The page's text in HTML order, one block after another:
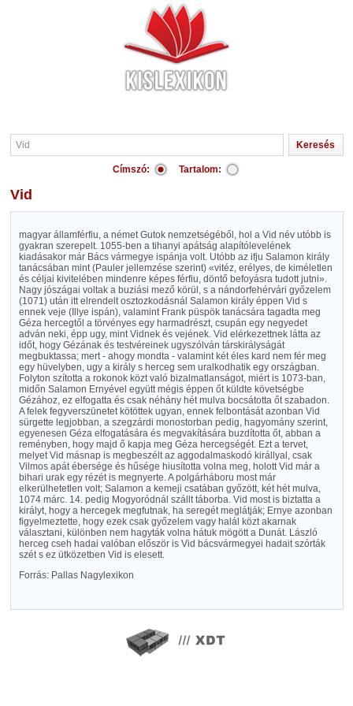
Címszó: Tartalom:
Vid
magyar államférfiu, a német Gutok nemzetségéből, hol a Vid név utóbb is
gyakran szerepelt. 1055-ben a tihanyi apátság alapítólevelének
kiadásakor már Bács vármegye ispánja volt. Utóbb az ifju Salamon király
tanácsában mint (Pauler jellemzése szerint) «vitéz, erélyes, de kiméletlen
és céljai kivitelében mindenre képes férfiu, döntő befoyásra tudott jutni».
Nagy jószágai voltak a buziási mező körül, s a nándorfehérvári győzelem
(1071) után itt elrendelt osztozkodásnál Salamon király éppen Vid s
ennek veje (Illye ispán), valamint Frank püspök tanácsára tagadta meg
Géza hercegtől a törvényes egy harmadrészt, csupán egy negyedet
adván neki, épp ugy, mint Vidnek és vejének. Vid elérkezettnek látta az
időt, hogy Gézának és testvéreinek ugyszólván társkirályságát
megbuktassa; mert - ahogy mondta - valamint két éles kard nem fér meg
egy hüvelyben, ugy a király s herceg sem uralkodhatik egy országban.
Folyton szította a rokonok közt való bizalmatlanságot, miért is 1073-ban,
midőn Salamon Ernyével együtt mégis éppen őt küldte követségbe
Gézához, ez elfogatta és csak néhány hét mulva bocsátotta őt szabadon.
A felek fegyverszünetet kötöttek ugyan, ennek felbontását azonban Vid
sürgette legjobban, a szegzárdi monostorban pedig, hagyomány szerint,
egyenesen Géza elfogatására és megvakítására buzdította őt, abban a
reményben, hogy majd ő kapja meg Géza hercegségét. Ezt a tervet,
melyet Vid másnap is megbeszélt az aggodalmaskodó királlyal, csak
Vilmos apát ébersége és hűsége hiusította volna meg, holott Vid már a
bihari urak egy rézét is megnyerte. A polgárháboru most már
elkerülhetetlen volt; Salamon a kemeji csatában győzött, két hét mulva,
1074 márc. 14. pedig Mogyoródnál szállt táborba. Vid most is biztatta a
királyt, hogy a hercegek megfutnak, ha seregét meglátják; Ernye azonban
figyelmeztette, hogy ezek csak győzelem vagy halál közt akarnak
választani, különben nem hagyták volna hátuk mögött a Dunát. László
herceg cseh hadai valóban először is Vid bácsvármegyei hadait szórták
szét s ez ütközetben Vid is elesett.
Forrás: Pallas Nagylexikon